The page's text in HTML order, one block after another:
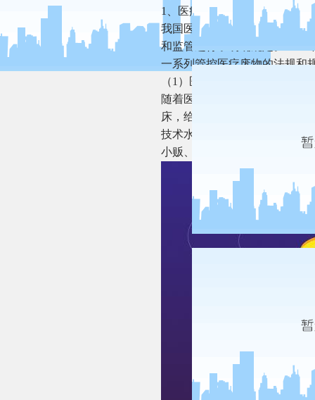
1、医疗废物处理行业现状
我国医废处置行业起步于20世
和监管进行了明确规定。2003
一系列管控医疗废物的法规和
（1）医疗废弃物处理现状
随着医学科学技术的发展以及
床，给处理医废带来了巨大的
技术水平、硬件水平等滞后于
小贩、随意丢弃、混入生活垃